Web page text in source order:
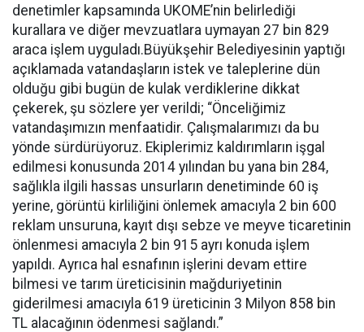
denetimler kapsamında UKOME’nin belirlediği
kurallara ve diğer mevzuatlara uymayan 27 bin 829
araca işlem uyguladı.Büyükşehir Belediyesinin yaptığı
açıklamada vatandaşların istek ve taleplerine dün
olduğu gibi bugün de kulak verdiklerine dikkat
çekerek, şu sözlere yer verildi; “Önceliğimiz
vatandaşımızın menfaatidir. Çalışmalarımızı da bu
yönde sürdürüyoruz. Ekiplerimiz kaldırımların işgal
edilmesi konusunda 2014 yılından bu yana bin 284,
sağlıkla ilgili hassas unsurların denetiminde 60 iş
yerine, görüntü kirliliğini önlemek amacıyla 2 bin 600
reklam unsuruna, kayıt dışı sebze ve meyve ticaretinin
önlenmesi amacıyla 2 bin 915 ayrı konuda işlem
yapıldı. Ayrıca hal esnafının işlerini devam ettire
bilmesi ve tarım üreticisinin mağduriyetinin
giderilmesi amacıyla 619 üreticinin 3 Milyon 858 bin
TL alacağının ödenmesi sağlandı.”